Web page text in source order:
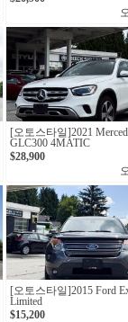
[오토스타일] 2021
GLC300 4MATIC
$28,900
[오토스타일]2015 Ford
Limited
$15,200